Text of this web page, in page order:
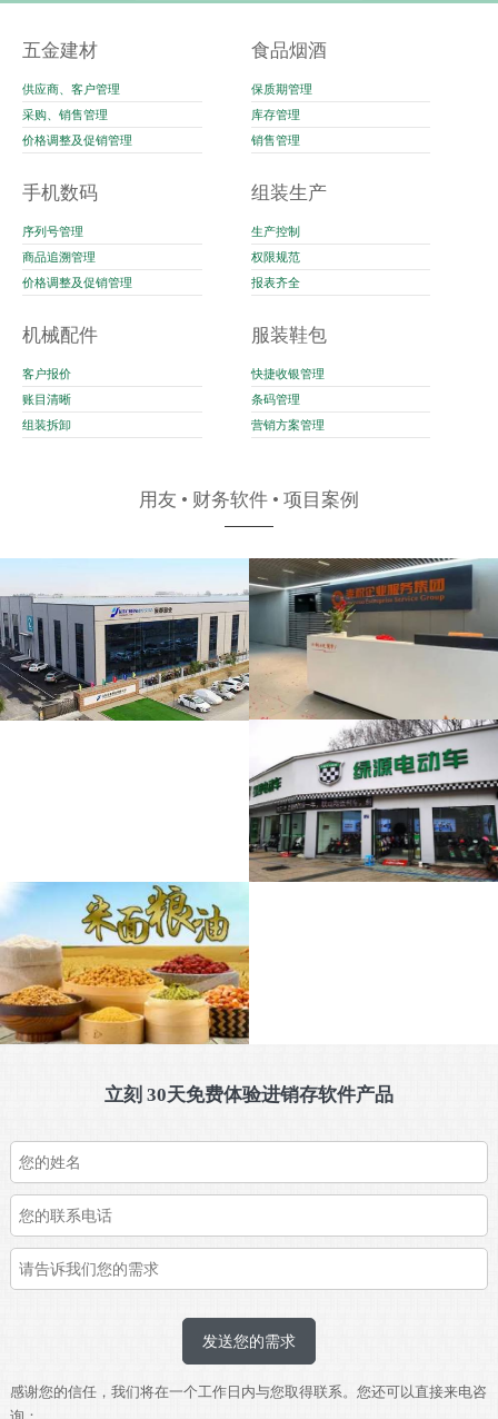
五金建材
供应商、客户管理
采购、销售管理
价格调整及促销管理
食品烟酒
保质期管理
库存管理
销售管理
手机数码
序列号管理
商品追溯管理
价格调整及促销管理
组装生产
生产控制
权限规范
报表齐全
机械配件
客户报价
账目清晰
组装拆卸
服装鞋包
快捷收银管理
条码管理
营销方案管理
用友 • 财务软件 • 项目案例
立刻 30天免费体验进销存软件产品
发送您的需求
感谢您的信任，我们将在一个工作日内与您取得联系。您还可以直接来电咨